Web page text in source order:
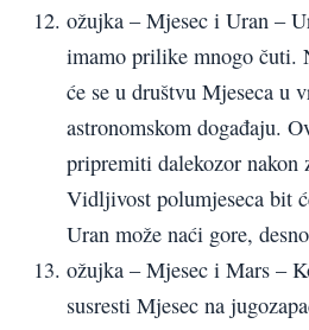
ožujka – Mjesec i Uran –
imamo prilike mnogo čuti.
će se u društvu Mjeseca u
astronomskom događaju.
pripremiti dalekozor nakon
Vidljivost polumjeseca bit
Uran može naći gore,
ožujka – Mjesec i Mars –
susresti Mjesec na